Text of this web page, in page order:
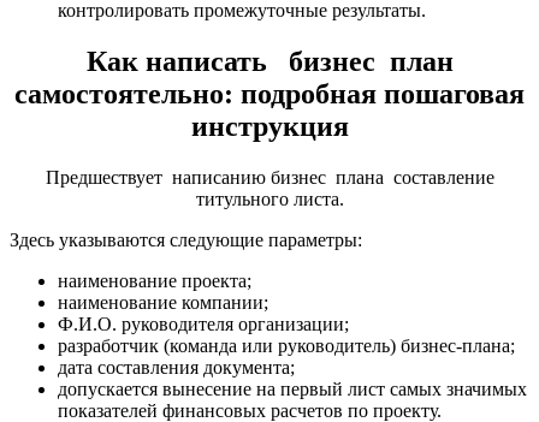
контролировать промежуточные результаты.
Как написать бизнес план
самостоятельно: подробная пошаговая
инструкция
Предшествует написанию бизнес плана составление
титульного листа.
Здесь указываются следующие параметры:
наименование проекта;
наименование компании;
Ф.И.О. руководителя организации;
разработчик (команда или руководитель) бизнес-плана;
дата составления документа;
допускается вынесение на первый лист самых значимых
показателей финансовых расчетов по проекту.